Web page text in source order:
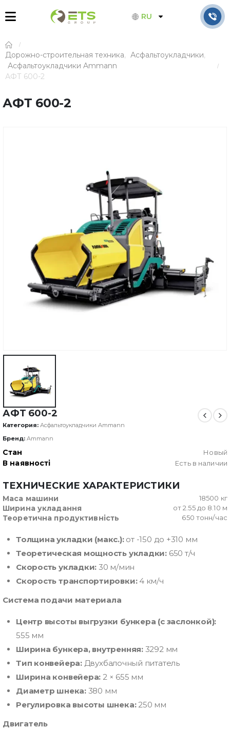
RU
Дорожно-строительная техника, Асфальтоукладчики,
Асфальтоукладчики Ammann
АФТ 600-2
АФТ 600-2
АФТ 600-2
Категория: Асфальтоукладчики Ammann
Бренд: Ammann
Стан Новый
В наявності Есть в наличии
ТЕХНИЧЕСКИЕ ХАРАКТЕРИСТИКИ
Маса машини 18500 кг
Ширина укладання от 2.55 до 8.10 м
Теоретична продуктивність 650 тонн/час
Толщина укладки (макс.):от -150 до +310 мм
Теоретическая мощность укладки: 650 т/ч
Скорость укладки: 30 м/мин
Скорость транспортировки:4 км/ч
Система подачи материала
Центр высоты выгрузки бункера (с заслонкой):
555 мм
Ширина бункера, внутренняя:3292 мм
Тип конвейера:Двухбалочный питатель
Ширина конвейера: 2 × 655 мм
Диаметр шнека:380 мм
Регулировка высоты шнека:250 мм
Двигатель